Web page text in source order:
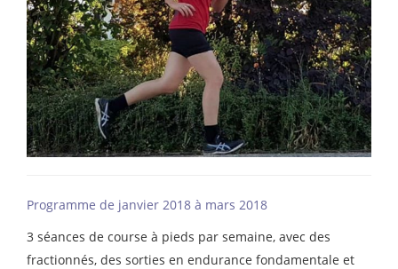
Programme de janvier 2018 à mars 2018
3 séances de course à pieds par semaine, avec des
fractionnés, des sorties en endurance fondamentale et